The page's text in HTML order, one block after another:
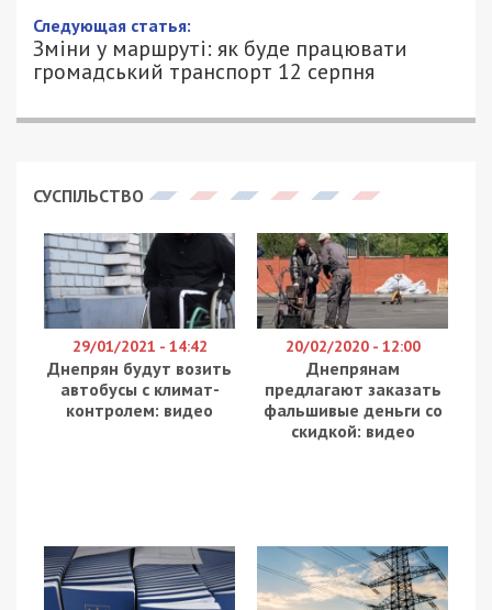
Следующая статья:
Зміни у маршруті: як буде працювати
громадський транспорт 12 серпня
СУСПІЛЬСТВО
29/01/2021 - 14:42
Днепрян будут возить
автобусы с климат-
контролем: видео
20/02/2020 - 12:00
Днепрянам
предлагают заказать
фальшивые деньги со
скидкой: видео